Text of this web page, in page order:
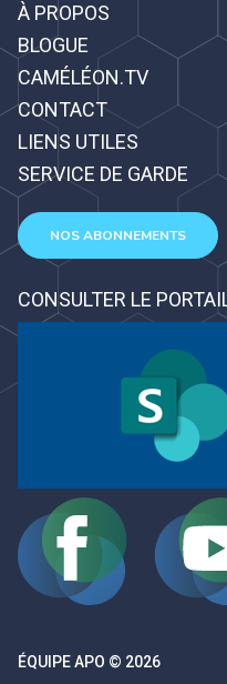
À PROPOS
BLOGUE
CAMÉLÉON.TV
CONTACT
LIENS UTILES
SERVICE DE GARDE
NOS ABONNEMENTS
CONSULTER LE
ÉQUIPE APO © 2026